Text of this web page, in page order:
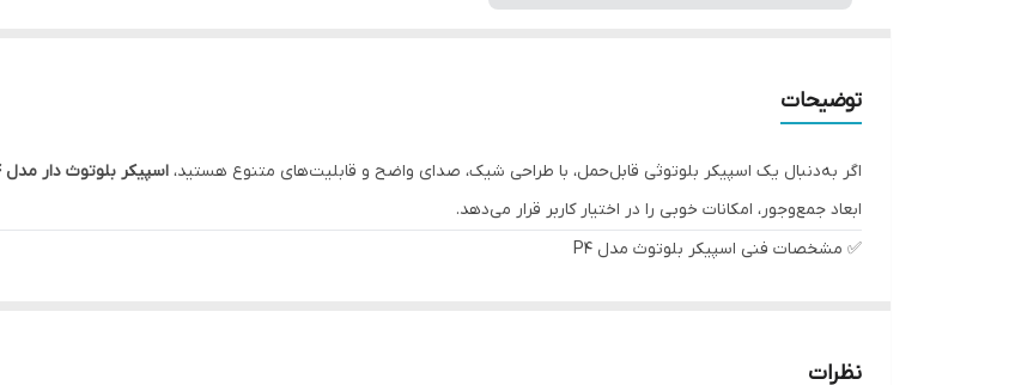
توضیحات
اگر به‌دنبال یک اسپیکر بلوتوثی قابل‌حمل، با طراحی شیک، صدای واضح و قابلیت‌های متنوع هستید، اسپیکر بلوتوث دار مدل P4
ابعاد جمع‌وجور، امکانات خوبی را در اختیار کاربر قرار می‌دهد.
✅ مشخصات فنی اسپیکر بلوتوث مدل P4
توان خروجی
نظرات